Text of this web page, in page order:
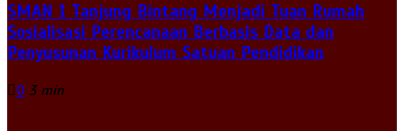
SMAN 1 Tanjung Bintang Menjadi Tuan Rumah
Sosialisasi Perencanaan Berbasis Data dan
Penyusunan Kurikulum Satuan Pendidikan
0 3 min